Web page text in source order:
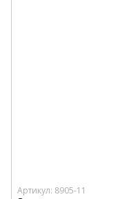
Артикул: 8905-11